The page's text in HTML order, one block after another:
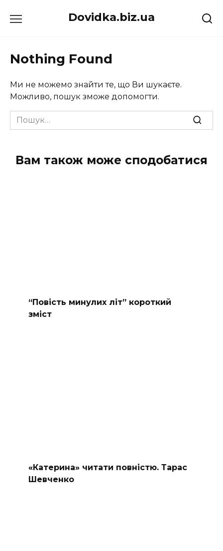
до
Dovidka.biz.ua
Nothing Found
Ми не можемо знайти те, що Ви шукаєте.
Можливо, пошук зможе допомогти.
Search
for:
Вам також може сподобатися
“Повість минулих літ” короткий
зміст
«Катерина» читати повністю. Тарас
Шевченко